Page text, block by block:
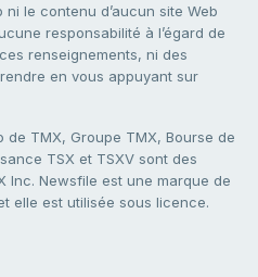
le contenu d’aucun site Web
responsabilité à l’égard de
renseignements, ni des
en vous appuyant sur
TMX, Groupe TMX, Bourse de
TSX et TSXV sont des
Inc. Newsfile est une marque de
elle est utilisée sous licence.